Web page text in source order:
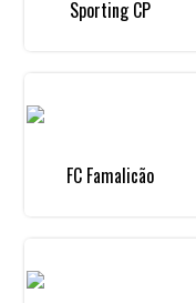
Sporting CP
FC Famalicão